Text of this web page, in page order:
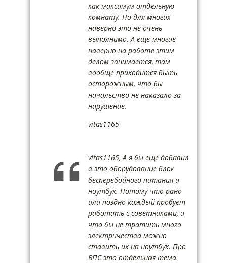
как максимум отдельную
комнату. Но для многих
наверно это не очень
выполнимо. А еще многие
наверно на работе этим
делом занимается, там
вообще приходится быть
осторожным, что бы
начальство не наказало за
нарушение.
vitas1165
vitas1165, А я бы еще добавил
в это оборудование блок
бесперебойного питания и
ноутбук. Потому что рано
или поздно каждый пробует
работать с советниками, и
что бы не тратить много
электричества можно
ставить их на ноутбук. Про
ВПС это отдельная тема.